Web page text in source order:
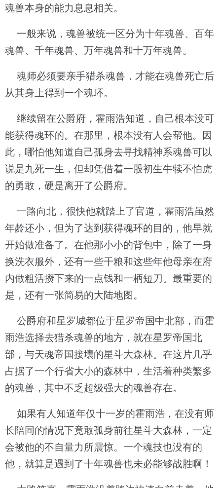
魂兽本身的能力息息相关。
一般来说，魂兽被统一区分为十年魂兽、百年
魂兽、千年魂兽、万年魂兽和十万年魂兽。
魂师必须要亲手猎杀魂兽，才能在魂兽死亡后
从其身上得到一个魂环。
继续留在公爵府，霍雨浩知道，自己根本没可
能获得魂环的。在那里，根本没有人会帮他。因
此，哪怕他知道自己孤身去寻找精神系魂兽可以
说是九死一生，但却凭借着一股初生牛犊不怕虎
的勇敢，硬是离开了公爵府。
一路向北，很快他就踏上了官道，霍雨浩虽然
年龄还小，但为了达到获得魂环的目的，他早就
开始做准备了。在他那小小的背包中，除了一身
换洗衣服外，还有一些干粮和这些年他母亲在府
内做粗活攒下来的一点钱和一柄短刀。最重要的
是，还有一张简易的大陆地图。
公爵府和星罗城都位于星罗帝国中北部，而霍
雨浩选择去猎杀魂兽的地方，就在星罗帝国北
部，与天魂帝国接壤的星斗大森林。在这片几乎
占据了一个行省大小的森林中，生活着种类繁多
的魂兽，其中不乏超级强大的魂兽存在。
如果有人知道年仅十一岁的霍雨浩，在没有师
长陪同的情况下竟敢孤身前往星斗大森林，一定
会被他的不自量力所震惊。一个魂技也没有的
他，就算是遇到了十年魂兽也未必能够战胜啊！